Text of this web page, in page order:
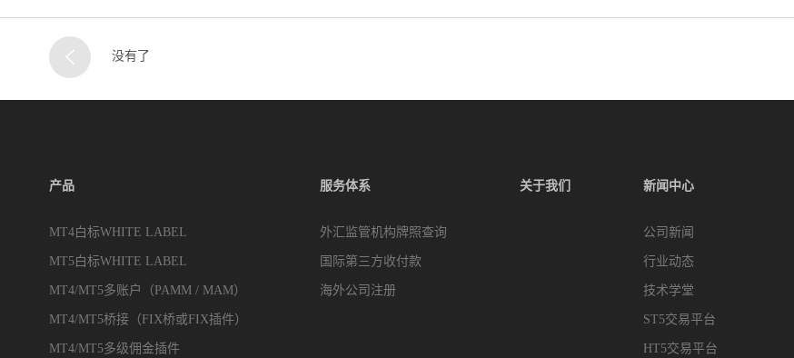
没有了
产品
MT4白标WHITE LABEL
MT5白标WHITE LABEL
MT4/MT5多账户（PAMM / MAM）
MT4/MT5桥接（FIX桥或FIX插件）
MT4/MT5多级佣金插件
服务体系
外汇监管机构牌照查询
国际第三方收付款
海外公司注册
关于我们 新闻中心
公司新闻
行业动态
技术学堂
ST5交易平台
HT5交易平台